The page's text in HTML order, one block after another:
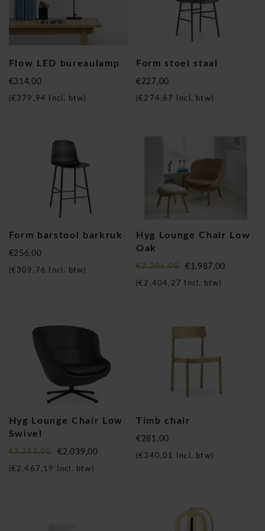
Flow LED bureaulamp
€314,00
(€379,94 Incl. btw)
Form stoel staal
€227,00
(€274,67 Incl. btw)
Form barstool barkruk
€256,00
€309,76 Incl. btw)
Hyg Lounge Chair Low
Oak
€2.206,00 €1.987,00
(€2.404,27 Incl. btw)
Hyg Lounge Chair Low
Swivel
€2.265,00 €2.039,00
(€2.467,19 Incl. btw)
Timb chair
€281,00
(€340,01 Incl. btw)